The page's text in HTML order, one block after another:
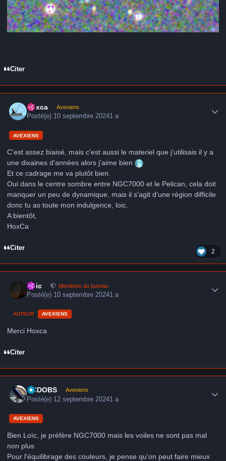
Citer
hoxca Avexiens
Posté(e) 10 septembre 20241 a
AVEXIENS
C'est assez biaisé, mais c'est aussi le materiel que j'utilisais il y a
une dixaines d'années alors j'aime bien
Et ce cadrage me va plutôt bien.
Oui dans le centre sombre entre NGC7000 et le Pelican, cela doit
manquer un peu de dynamique, mais il s'agit d'une région difficile
donc tu as toute mon indulgence, loic.
A bientôt,
HoxCa
Citer 2
Loic Membres du bureau
Posté(e) 10 septembre 20241 a
AUTEUR AVEXIENS
Merci Hoxca
Citer
CCDOBS Avexiens
Posté(e) 12 septembre 20241 a
AVEXIENS
Bien Loïc, je préfère NGC7000 mais les voiles ne sont pas mal
non plus
Pour l'équilibrage des couleurs, je pense qu'on peut faire mieux